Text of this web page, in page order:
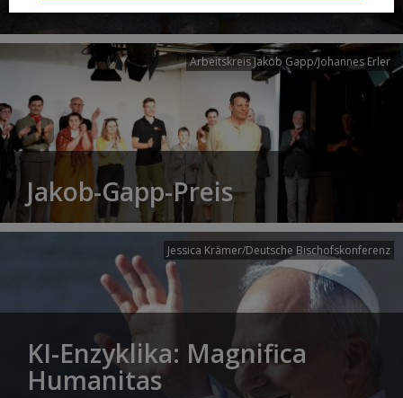
Arbeitskreis Jakob Gapp/Johannes Erler
Jakob-Gapp-Preis
Jessica Krämer/Deutsche Bischofskonferenz
KI-Enzyklika: Magnifica
Humanitas